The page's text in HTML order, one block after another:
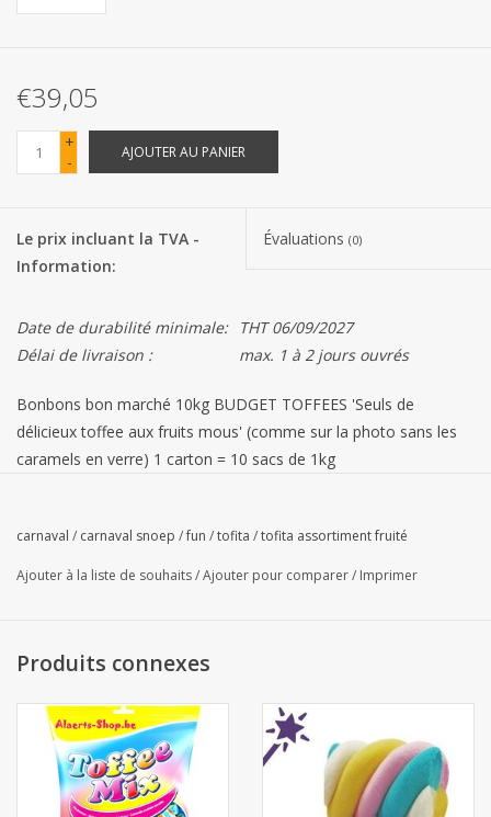
Cadeaux de Pâques
€39,05
+
-
AJOUTER AU PANIER
Le prix incluant la TVA -
Information:
Évaluations (0)
Date de durabilité minimale:
THT 06/09/2027
Délai de livraison :
max. 1 à 2 jours ouvrés
Bonbons bon marché 10kg BUDGET TOFFEES 'Seuls de
délicieux toffee aux fruits mous' (comme sur la photo sans les
caramels en verre) 1 carton = 10 sacs de 1kg
*Collection : Prix HT 6%*PROMOTION COLLECTION
€ les 10kg ou 3,49 € le kilo
- *Si vousPICK UP= -5% DE REMISE via le CODE PROMO "
produit !
- Votre commande en ligne n'est réservée qu'APRÈS
RÉCEPTION DE VOTRE PAIEMENT.
- Les produits saisonniers NE PEUVENT PAS être annulés ou
carnaval / carnaval snoep /fun /tofita /tofita assortiment fruité
Ajouter à la liste de souhaits/Ajouter pour comparer/ Imprimer
Produits connexes